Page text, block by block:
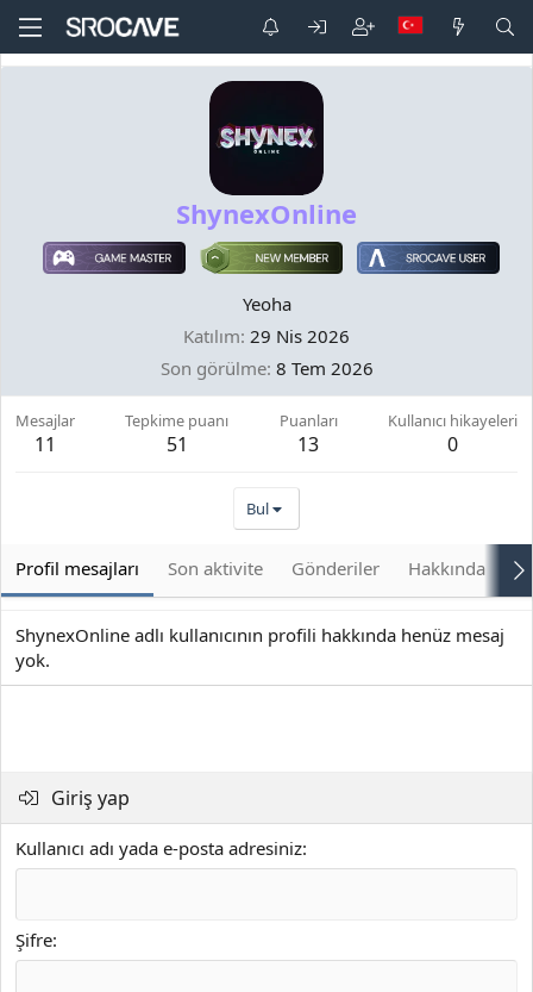
ShynexOnline
Yeoha
Katılım 29 Nis 2026
Son görülme 8 Tem 2026
Mesajlar
11
Tepkime puanı
51
Puanları
13
Kullanıcı hikayeleri
0
Bul
Profil mesajları Son aktivite Gönderiler Hakkında
ShynexOnline adlı kullanıcının profili hakkında henüz mesaj
yok.
Giriş yap
Kullanıcı adı yada e-posta adresiniz
Şifre